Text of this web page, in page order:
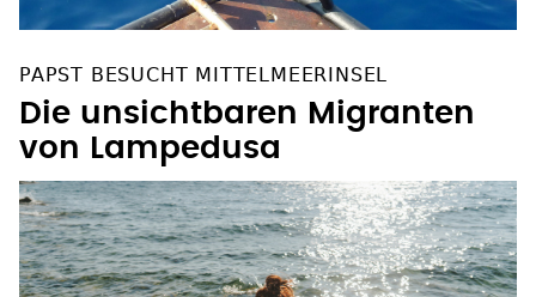
PAPST BESUCHT MITTELMEERINSEL
Die unsichtbaren Migranten
von Lampedusa